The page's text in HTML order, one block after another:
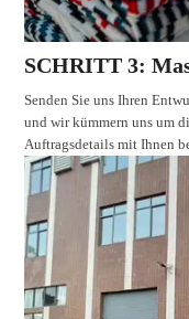
SCHRITT 3:
Senden Sie uns Ihren
und wir kümmern uns um
Auftragsdetails mit Ihnen